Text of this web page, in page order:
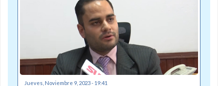
Jueves, Noviembre 9, 2023 - 19:41